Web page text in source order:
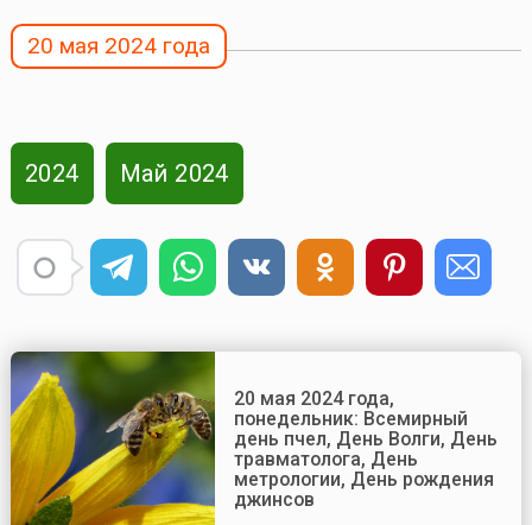
20 мая 2024 года
2024 Май 2024
20 мая 2024 года,
понедельник: Всемирный
день пчел, День Волги, День
травматолога, День
метрологии, День рождения
джинсов